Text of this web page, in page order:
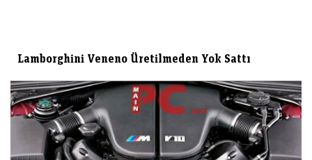
Lamborghini Veneno Üretilmeden Yok Sattı